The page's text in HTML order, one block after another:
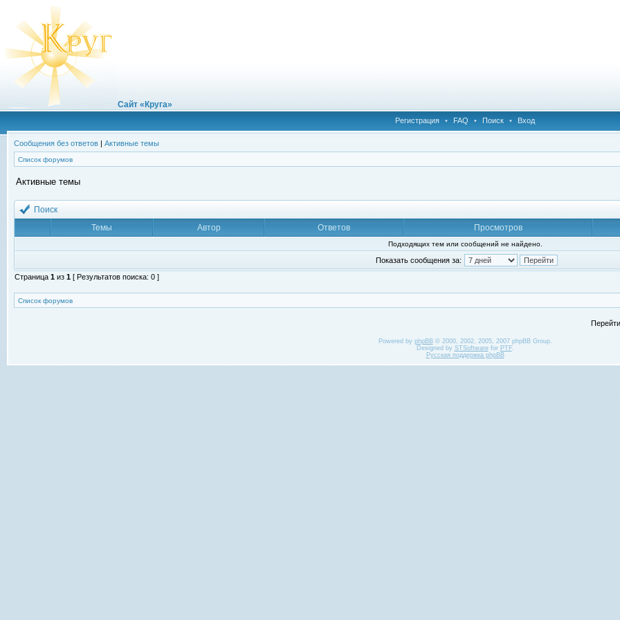
Сайт «Круга»
Регистрация • FAQ • Поиск • Вход
Сообщения без ответов | Активные темы
Список форумов
Активные темы
Поиск
Темы
Автор Ответов Просмотров
Подходящих тем или сообщений не найдено.
Показать сообщения за:
Страница 1 из 1 [ Результатов поиска: 0 ]
Список форумов
Powered by phpBB© 2000, 2002, 2005, 2007 phpBB Group.
Designed by STSoftwarefor PTF.
Русская поддержка phpBB